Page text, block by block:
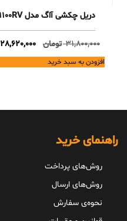
دریل چکشی آاگ مدل SB2E1100RV
31,800,000 تومان
Original
price
was:
28,620,000
افزودن به سبد خرید
راهنمای خرید
روش‌های پرداخت
روش‌های ارسال
نحوه‌ی سفارش